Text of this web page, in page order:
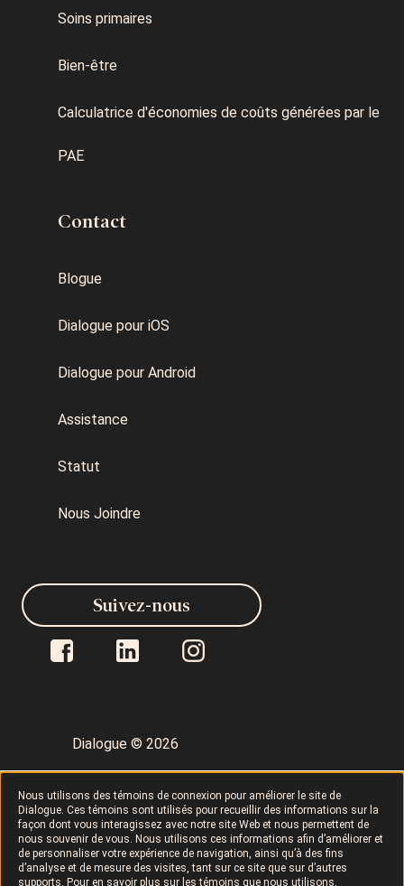
Nous utilisons des témoins de connexion pour améliorer le site de
Dialogue. Ces témoins sont utilisés pour recueillir des informations sur la
façon dont vous interagissez avec notre site Web et nous permettent de
nous souvenir de vous. Nous utilisons ces informations afin d’améliorer et
de personnaliser votre expérience de navigation, ainsi qu’à des fins
d’analyse et de mesure des visites, tant sur ce site que sur d’autres
supports. Pour en savoir plus sur les témoins que nous utilisons,
Soins primaires
Bien-être
Calculatrice d'économies de coûts générées par le
PAE
Contact
Blogue
Dialogue pour iOS
Dialogue pour Android
Assistance
Statut
Nous Joindre
Dialogue © 2026
Politique de confidentialité
Conditions d’utilisation LAPHO
Suivez-nous